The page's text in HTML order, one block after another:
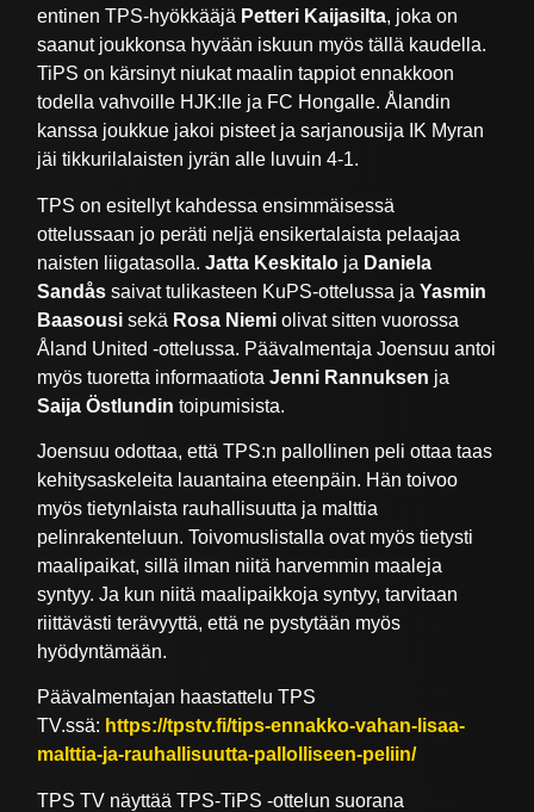
entinen TPS-hyökkääjä Petteri Kaijasilta, joka on
saanut joukkonsa hyvään iskuun myös tällä kaudella.
TiPS on kärsinyt niukat maalin tappiot ennakkoon
todella vahvoille HJK:lle ja FC Hongalle. Ålandin
kanssa joukkue jakoi pisteet ja sarjanousija IK Myran
jäi tikkurilalaisten jyrän alle luvuin 4-1.
TPS on esitellyt kahdessa ensimmäisessä
ottelussaan jo peräti neljä ensikertalaista pelaajaa
naisten liigatasolla.Jatta Keskitalo ja Daniela
Sandås saivat tulikasteen KuPS-ottelussa jaYasmin
Baasousi sekä Rosa Niemi olivat sitten vuorossa
Åland United -ottelussa. Päävalmentaja Joensuu antoi
myös tuoretta informaatiota Jenni Rannuksen ja
Saija Östlundin toipumisista.
Joensuu odottaa, että TPS:n pallollinen peli ottaa taas
kehitysaskeleita lauantaina eteenpäin. Hän toivoo
myös tietynlaista rauhallisuutta ja malttia
pelinrakenteluun. Toivomuslistalla ovat myös tietysti
maalipaikat, sillä ilman niitä harvemmin maaleja
syntyy. Ja kun niitä maalipaikkoja syntyy, tarvitaan
riittävästi terävyyttä, että ne pystytään myös
hyödyntämään.
Päävalmentajan haastattelu TPS
TV.ssä: https://tpstv.fi/tips-ennakko-vahan-lisaa-
malttia-ja-rauhallisuutta-pallolliseen-peliin/
TPS TV näyttää TPS-TiPS -ottelun suorana